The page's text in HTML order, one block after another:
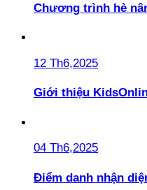
Chương trình hè
12 Th6,2025
Giới thiệu
04 Th6,2025
Điểm danh nhận